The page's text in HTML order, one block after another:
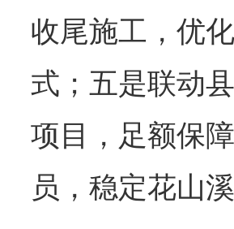
收尾施工，优
式； 五是联动
项目，足额保
员，稳定花山